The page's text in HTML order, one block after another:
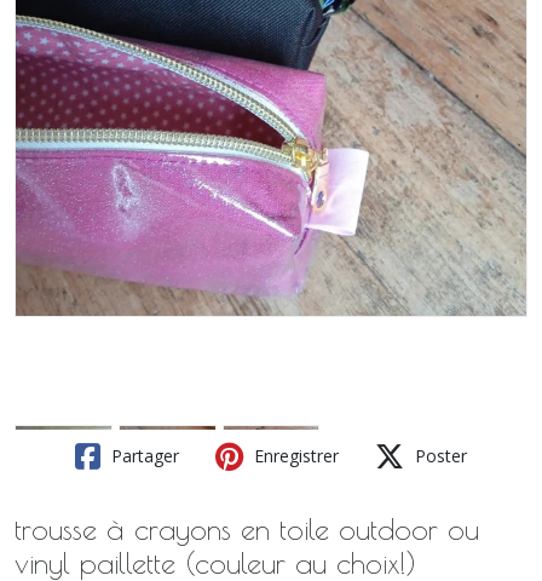
Partager Enregistrer Poster
trousse à crayons en toile outdoor ou
vinyl paillette (couleur au choix!)